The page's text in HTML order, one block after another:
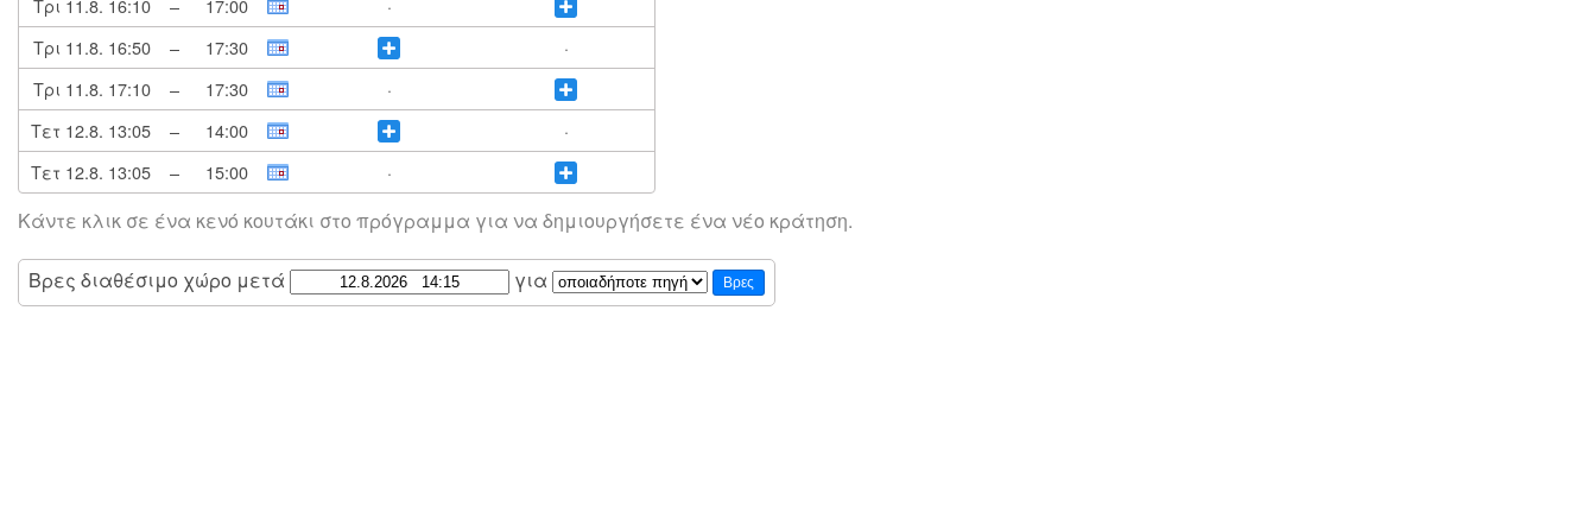
Τρι 11.8. 16:10 – 17:00
·
Τρι 11.8. 16:50 – 17:30
·
Τρι 11.8. 17:10 – 17:30
·
Τετ 12.8. 13:05 – 14:00
·
Τετ 12.8. 13:05 – 15:00 ·
Κάντε κλικ σε ένα κενό κουτάκι στο πρόγραμμα για να δημιουργήσετε ένα νέο κράτηση.
Βρες διαθέσιμο χώρο μετά για Βρες